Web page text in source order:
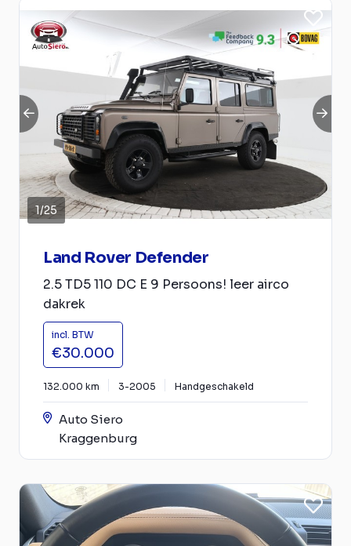
1/25
Land Rover Defender
2.5 TD5 110 DC E 9 Persoons! leer airco
dakrek
incl. BTW
€30.000
132.000 km 3-2005 Handgeschakeld
Auto Siero
Kraggenburg